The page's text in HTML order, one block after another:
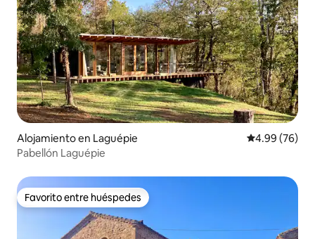
Alojamiento en Laguépie Calificación
4.99 (76)
Pabellón Laguépie
Favorito entre huéspedes
Favorito entre huéspedes